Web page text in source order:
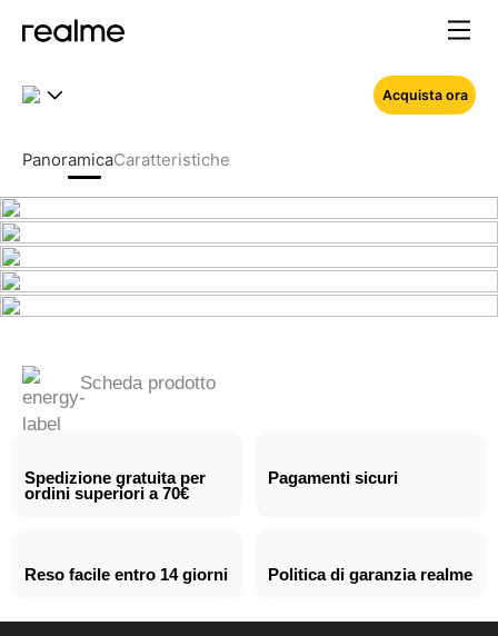
PanoramicaCaratteristiche
Acquista ora
Scheda prodotto
Spedizione gratuita per
ordini superiori a 70€
Pagamenti sicuri
Reso facile entro 14 giorni Politica di garanzia realme